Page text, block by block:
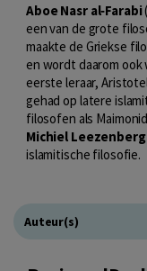
Aboe Nasr al‑Farabi
een van de grote
maakte de Griekse
en wordt daarom ook
eerste leraar,
gehad op latere
filosofen als
Michiel Leezenberg
islamitische filosofie.
Auteur(s)